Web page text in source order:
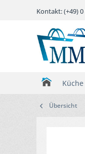
Kontakt: (+49)
Küche
Übersicht